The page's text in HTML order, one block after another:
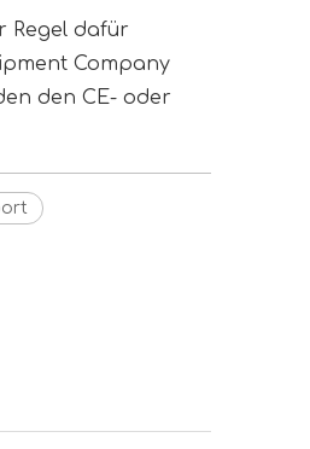
Regel dafür
Company
den CE- oder